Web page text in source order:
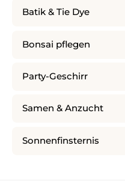
Batik & Tie Dye
Bonsai pflegen
Party-Geschirr
Samen & Anzucht
Sonnenfinsternis